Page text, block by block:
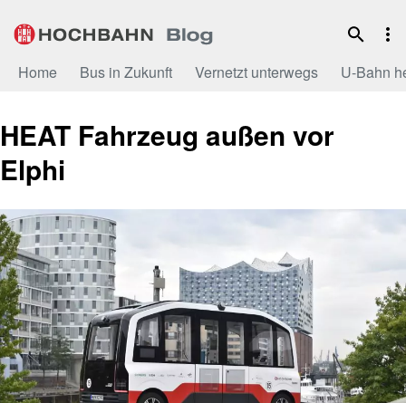
Inhalt
Home Bus in Zukunft Vernetzt unterwegs U-Bahn
HEAT Fahrzeug außen vor
Elphi